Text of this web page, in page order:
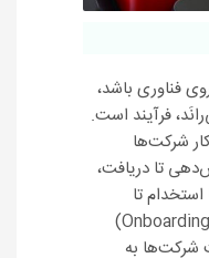
فناوری باشد،
فرآیند است.
شرکت‌ها
تا دریافت،
تا
آشناسازی و معاشرت سازمانی (Onboarding)
شرکت‌ها به